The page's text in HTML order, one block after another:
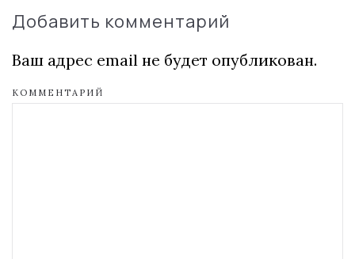
Добавить комментарий
Ваш адрес email не будет опубликован.
КОММЕНТАРИЙ